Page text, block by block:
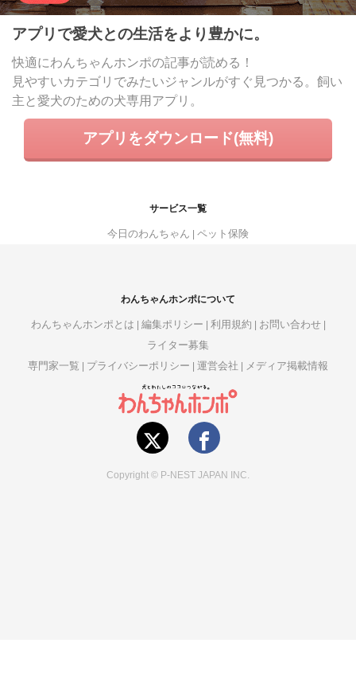
アプリで愛犬との生活をより豊かに。
快適にわんちゃんホンポの記事が読める！
見やすいカテゴリでみたいジャンルがすぐ見つかる。飼い
主と愛犬のための犬専用アプリ。
アプリをダウンロード(無料)
サービス一覧
今日のわんちゃん ペット保険
わんちゃんホンポについて
わんちゃんホンポとは 編集ポリシー 利用規約
お問い合わせ
ライター募集
専門家一覧
プライバシーポリシー 運営会社 メディア掲載情報
Copyright © P-NEST JAPAN INC.